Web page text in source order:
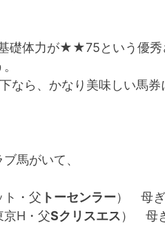
礎体力が★★75という優
なら、かなり美味しい馬券
馬がいて、
ト・父 トーセンラー） 母ぎ
京H・父Sクリスエス） 母